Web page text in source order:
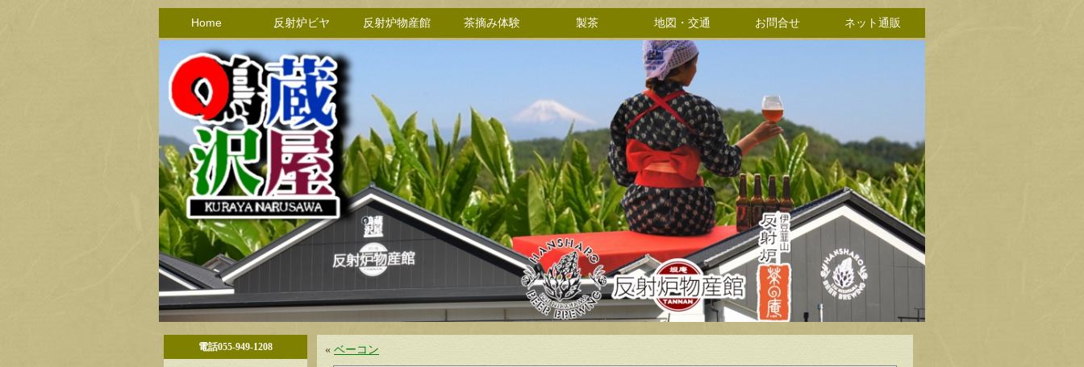
Home 反射炉ビヤ 反射炉物産館 茶摘み体験 製茶 地図・交通 お問合せ ネット通販
電話055-949-1208 « ベーコン